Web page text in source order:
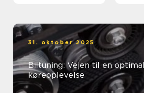
31. oktober 2025
Biltuning: Vejen til en optimal
køreoplevelse